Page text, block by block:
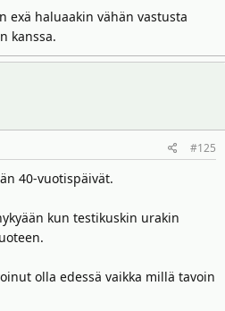
exä haluaakin vähän vastusta
kanssa.
#125
40-vuotispäivät.
kun testikuskin urakin
olla edessä vaikka millä tavoin